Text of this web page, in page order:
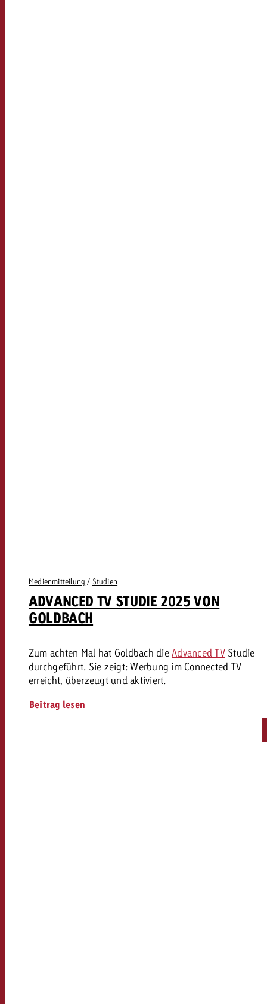
Medienmitteilung / Studien
ADVANCED TV STUDIE 2025 VON
GOLDBACH
Zum achten Mal hat Goldbach dieAdvanced TVStudie
durchgeführt. Sie zeigt: Werbung im Connected TV
erreicht, überzeugt und aktiviert.
Beitrag lesen